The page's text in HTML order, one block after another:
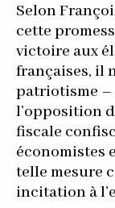
Selon
cette
victoire aux
françaises, il
patriotisme –
l’opposition
fiscale
économistes
telle mesure
incitation à